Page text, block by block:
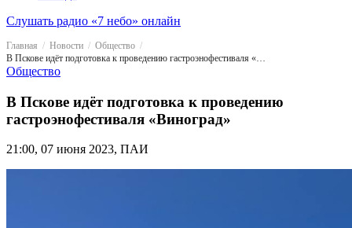
Слушать радио «7 небо» онлайн
Главная Новости
Общество
В Пскове идёт подготовка к проведению гастроэнофестиваля «Виноград»
Общество
В Пскове идёт подготовка к проведению
гастроэнофестиваля «Виноград»
21:00, 07 июня 2023, ПАИ